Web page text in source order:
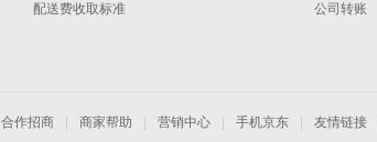
配送费收取标准
公司转账
合作招商 商家帮助 营销中心 手机京东 友情链接